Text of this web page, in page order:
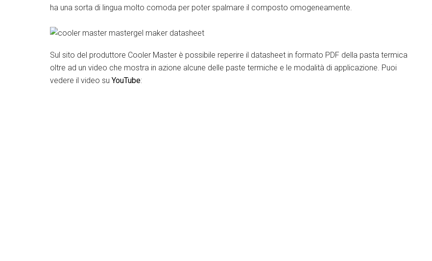
ha una sorta di lingua molto comoda per poter spalmare il composto omogeneamente.
Sul sito del produttore Cooler Master è possibile reperire il datasheet in formato PDF della pasta termica
oltre ad un video che mostra in azione alcune delle paste termiche e le modalità di applicazione. Puoi
vedere il video su YouTube: